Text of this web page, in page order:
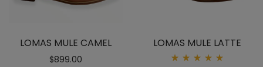
LOMAS MULE CAMEL
$899.00
LOMAS MULE LATTE